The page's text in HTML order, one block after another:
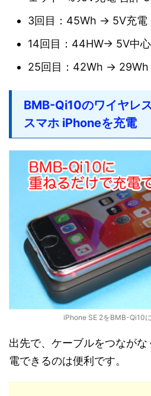
3回目：45Wh → 5V充
14回目：44HW→ 5V中
25回目：42Wh → 29Wh
BMB-Qi10のワイヤレ
スマホ iPhoneを充電
iPhone SE 2をBMB-Qi10
出先で、ケーブルをつなが
電できるのは便利です。